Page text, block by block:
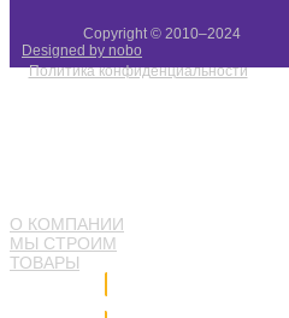
О КОМПАНИИ
МЫ СТРОИМ
ТОВАРЫ
Copyright © 2010–2024
Designed by nobo
Политика конфиденциальности